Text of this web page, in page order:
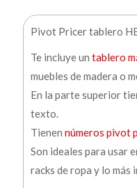
Pivot Pricer tablero
Te incluye un tablero
muebles de madera o
En la parte superior
texto.
Tienen números pivot
Son ideales para usar
racks de ropa y lo más